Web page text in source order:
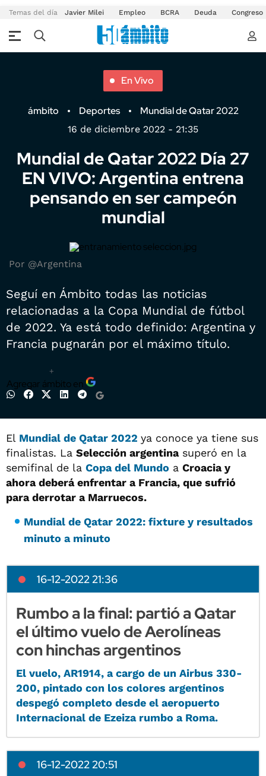
Temas del día Javier Milei Empleo BCRA Deuda Congreso
En Vivo
ámbito Deportes Mundial de Qatar 2022
16 de diciembre 2022 - 21:35
Mundial de Qatar 2022 Día 27
EN VIVO: Argentina entrena
pensando en ser campeón
mundial
Por @Argentina
Seguí en Ámbito todas las noticias
relacionadas a la Copa Mundial de fútbol
de 2022. Ya está todo definido: Argentina y
Francia pugnarán por el máximo título.
+
Agregar ámbito en
El Mundial de Qatar 2022 ya conoce ya tiene sus
finalistas. La Selección argentinasuperó en la
semifinal de la Copa del Mundo a Croacia y
ahora deberá enfrentar a Francia, que sufrió
para derrotar a Marruecos.
Mundial de Qatar 2022: fixture y resultados
minuto a minuto
16-12-2022 21:36
Rumbo a la final: partió a Qatar
el último vuelo de Aerolíneas
con hinchas argentinos
El vuelo, AR1914, a cargo de un Airbus 330-
200, pintado con los colores argentinos
despegó completo desde el aeropuerto
Internacional de Ezeiza rumbo a Roma.
16-12-2022 20:51